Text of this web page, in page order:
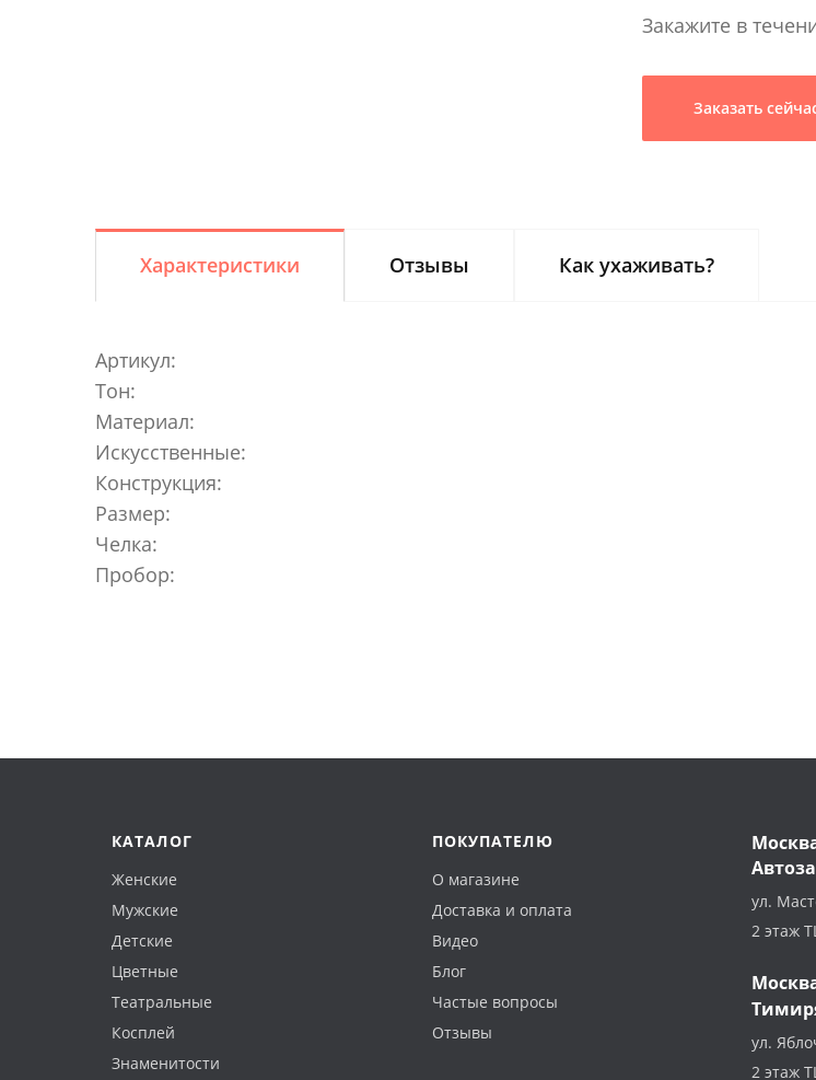
Закажите в
Заказать
Характеристики Отзывы Как ухаживать?
Артикул:
Тон:
Материал:
Искусственные:
Конструкция:
Размер:
Челка:
Пробор:
КАТАЛОГ
Женские
Мужские
Детские
Цветные
Театральные
Косплей
Знаменитости
ПОКУПАТЕЛЮ
О магазине
Доставка и оплата
Видео
Блог
Частые вопросы
Отзывы
ул.
2 этаж
ул.
2 этаж